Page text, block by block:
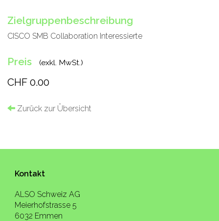
Zielgruppenbeschreibung
CISCO SMB Collaboration Interessierte
Preis (exkl. MwSt.)
CHF 0.00
Zurück zur Übersicht
Kontakt
ALSO Schweiz AG
Meierhofstrasse 5
6032 Emmen